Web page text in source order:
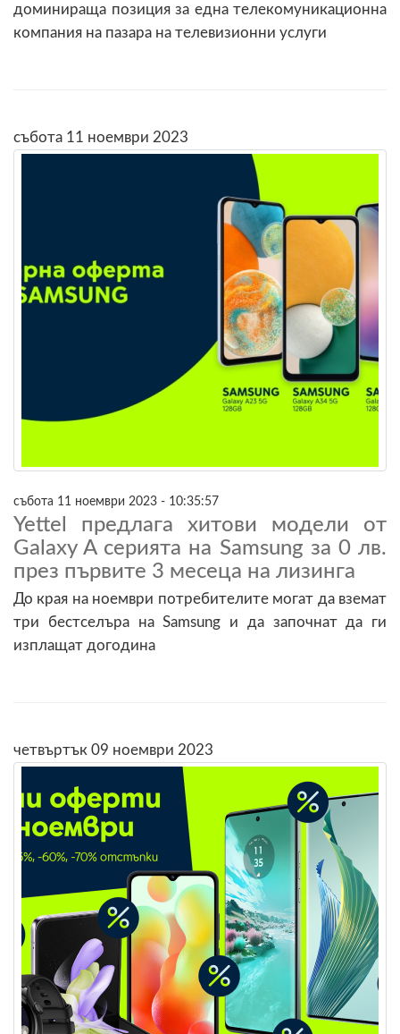
доминираща позиция за една телекомуникационна
компания на пазара на телевизионни услуги
събота 11 ноември 2023
събота 11 ноември 2023 - 10:35:57
Yettel предлага хитови модели от
Galaxy A серията на Samsung за 0 лв.
през първите 3 месеца на лизинга
До края на ноември потребителите могат да вземат
три бестселъра на Samsung и да започнат да ги
изплащат догодина
четвъртък 09 ноември 2023